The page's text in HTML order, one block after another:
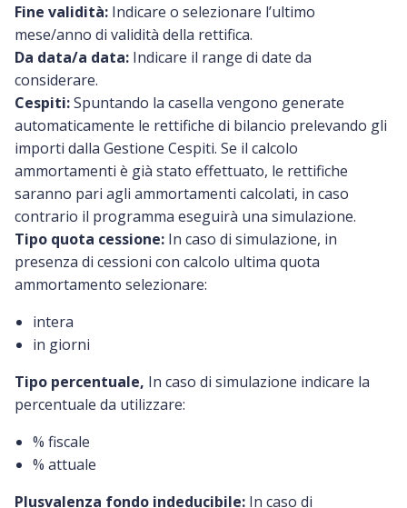
Fine validità: Indicare o selezionare l’ultimo
mese/anno di validità della rettifica.
Da data/a data: Indicare il range di date da
considerare.
Cespiti:Spuntando la casella vengono generate
automaticamente le rettifiche di bilancio prelevando gli
importi dalla Gestione Cespiti. Se il calcolo
ammortamenti è già stato effettuato, le rettifiche
saranno pari agli ammortamenti calcolati, in caso
contrario il programma eseguirà una simulazione.
Tipo quota cessione: In caso di simulazione, in
presenza di cessioni con calcolo ultima quota
ammortamento selezionare:
intera
in giorni
Tipo percentuale, In caso di simulazione indicare la
percentuale da utilizzare:
% fiscale
% attuale
Plusvalenza fondo indeducibile: In caso di